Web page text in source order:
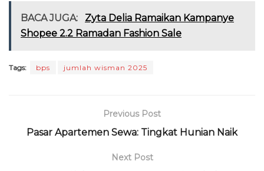
c
e
o
it
te
a
ts
p
e
g
m
re
a
s
ai
l
n
t
ai
BACA JUGA:
Zyta Delia Ramaikan Kampanye
Shopee 2.2 Ramadan Fashion Sale
Tags: bps jumlah wisman 2025
Previous Post
Pasar Apartemen Sewa: Tingkat Hunian Naik
Next Post